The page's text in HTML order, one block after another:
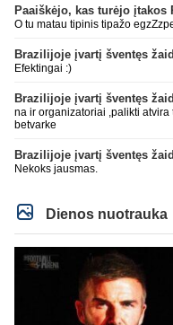
O tu matau tipinis tipažo
Efektingai :)
na ir organizatoriai ,palikti
betvarke
Nekoks jausmas.
Dienos nuotrauka